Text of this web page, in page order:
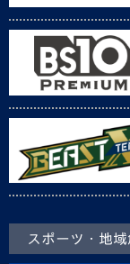
スポーツ・地